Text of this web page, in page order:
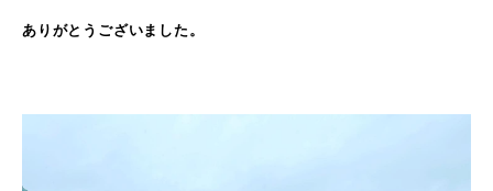
ありがとうございました。